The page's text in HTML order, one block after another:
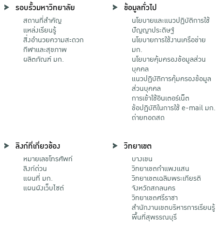
รอบรั้วมหาวิทยาลัย
สถานที่สำคัญ
แหล่งเรียนรู้
สิ่งอำนวยความสะดวก
กีฬาและสุขภาพ
ผลิตภัณฑ์ มก.
ข้อมูลทั่วไป
นโยบายและแนวปฏิบัติการใช้
ปัญญาประดิษฐ์
นโยบายการใช้งานเครือข่าย
มก.
นโยบายคุ้มครองข้อมูลส่วน
บุคคล
แนวปฏิบัติการคุ้มครองข้อมูล
ส่วนบุคคล
การเข้าใช้อินเตอร์เน็ต
ข้อปฏิบัติในการใช้ e-mail มก.
ถ่ายทอดสด
ลิงก์ที่เกี่ยวข้อง
หมายเลขโทรศัพท์
ลิงก์ด่วน
แผนที่ มก.
แผนผังเว็บไซต์
วิทยาเขต
บางเขน
วิทยาเขตกําแพงแสน
วิทยาเขตเฉลิมพระเกียรติ
จังหวัดสกลนคร
วิทยาเขตศรีราชา
สำนักงานเขตบริหารการเรียนรู้
พื้นที่สุพรรณบุรี